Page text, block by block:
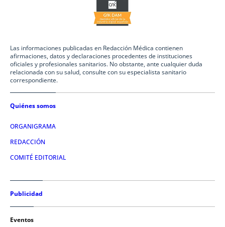
Las informaciones publicadas en Redacción Médica contienen
afirmaciones, datos y declaraciones procedentes de instituciones
oficiales y profesionales sanitarios. No obstante, ante cualquier duda
relacionada con su salud, consulte con su especialista sanitario
correspondiente.
Quiénes somos
ORGANIGRAMA
REDACCIÓN
COMITÉ EDITORIAL
Publicidad
Eventos